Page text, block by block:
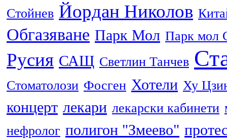
Стойнев Йордан Николов
Обгазяване Парк Мол Парк мол
Русия САЩ Светлин Танчев
Стоматолози Фосген Хотели Ху
концерт лекари лекарски кабинети
нефролог полигон "Змеево"